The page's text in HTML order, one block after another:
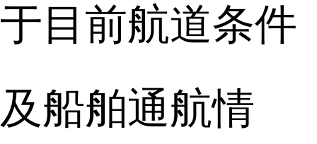
于目前航道条件
及船舶通航情